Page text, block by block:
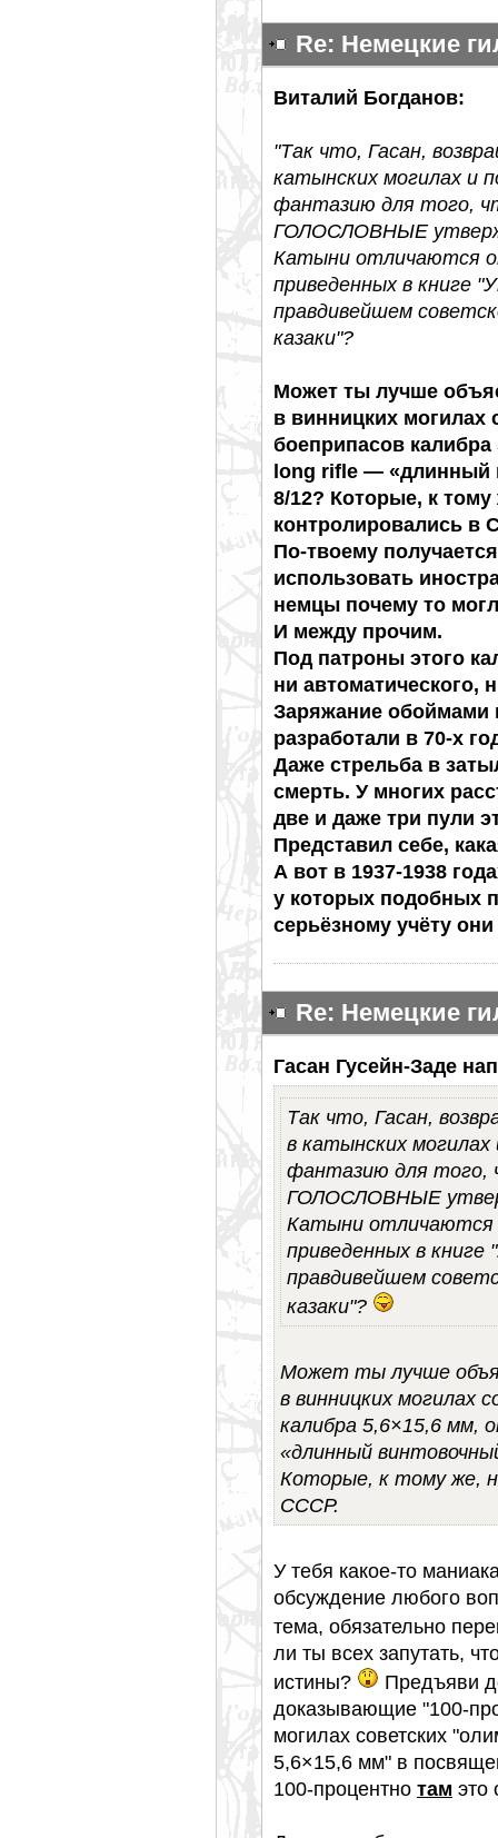
Re: Немецкие
Виталий Богданов:
"Так что, Гасан,
катынских могилах и
фантазию для того,
ГОЛОСЛОВНЫЕ
Катыни отличаются
приведенных в книге
правдивейшем
казаки"?
Может ты лучше
в винницких могилах
боеприпасов
long rifle — «длинный
8/12? Которые, к
контролировались в
По-твоему
использовать
немцы почему то
И между прочим.
Под патроны этого
ни автоматического,
Заряжание обоймами
разработали в 70-х
Даже стрельба в
смерть. У многих
две и даже три пули
Представил себе,
А вот в 1937-1938
у которых подобных
серьёзному учёту
Re: Немецкие
Гасан Гусейн-Заде
Так что, Гасан,
в катынских
фантазию для того,
ГОЛОСЛОВНЫЕ
Катыни отличаются
приведенных в
правдивейшем
казаки"?
Может ты лучше
в винницких могилах
калибра 5,6×15,6 мм,
«длинный
Которые, к тому же,
СССР.
У тебя какое-то
обсуждение любого
тема, обязательно
ли ты всех запутать,
истины?
Предъяви
доказывающие "100-
могилах советских
5,6×15,6 мм" в
100-процентно там это